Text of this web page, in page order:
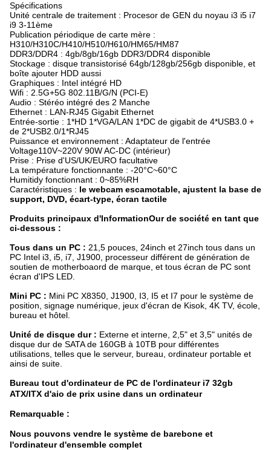
Spécifications
Unité centrale de traitement : Procesor de GEN du noyau i3 i5 i7
i9 3-11ème
Publication périodique de carte mère :
H310/H310C/H410/H510/H610/HM65/HM87
DDR3/DDR4 : 4gb/8gb/16gb DDR3/DDR4 disponible
Stockage : disque transistorisé 64gb/128gb/256gb disponible, et
boîte ajouter HDD aussi
Graphiques : Intel intégré HD
Wifi : 2.5G+5G 802.11B/G/N (PCI-E)
Audio : Stéréo intégré des 2 Manche
Ethernet : LAN-RJ45 Gigabit Ethernet
Entrée-sortie : 1*HD 1*VGA/LAN 1*DC de gigabit de 4*USB3.0 +
de 2*USB2.0/1*RJ45
Puissance et environnement : Adaptateur de l'entrée
Voltage110V~220V 90W AC-DC (intérieur)
Prise : Prise d'US/UK/EURO facultative
La température fonctionnante : -20°C~60°C
Humitidy fonctionnant : 0~85%RH
Caractéristiques : le webcam escamotable, ajustent la base de
support, DVD, écart-type, écran tactile
Produits principaux d'InformationOur de société en tant que
ci-dessous :
Tous dans un PC : 21,5 pouces, 24inch et 27inch tous dans un
PC Intel i3, i5, i7, J1900, processeur différent de génération de
soutien de motherboaord de marque, et tous écran de PC sont
écran d'IPS LED.
Mini PC : Mini PC X8350, J1900, I3, I5 et I7 pour le système de
position, signage numérique, jeux d'écran de Kisok, 4K TV, école,
bureau et hôtel.
Unité de disque dur : Externe et interne, 2,5" et 3,5" unités de
disque dur de SATA de 160GB à 10TB pour différentes
utilisations, telles que le serveur, bureau, ordinateur portable et
ainsi de suite.
Bureau tout d'ordinateur de PC de l'ordinateur i7 32gb
ATX/ITX d'aio de prix usine dans un ordinateur
Remarquable :
Nous pouvons vendre le système de barebone et
l'ordinateur d'ensemble complet